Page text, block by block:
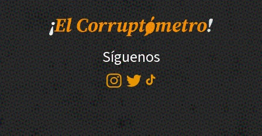
Síguenos